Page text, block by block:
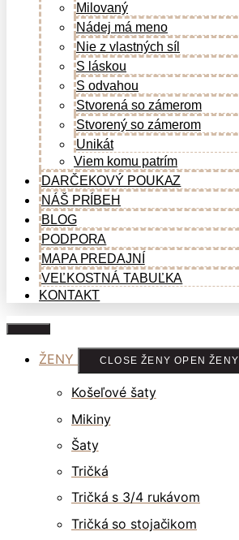
Milovaný
Nádej má meno
Nie z vlastných síl
S láskou
S odvahou
Stvorená so zámerom
Stvorený so zámerom
Unikát
Viem komu patrím
DARČEKOVÝ POUKAZ
NÁŠ PRÍBEH
BLOG
PODPORA
MAPA PREDAJNÍ
VEĽKOSTNÁ TABUĽKA
KONTAKT
ŽENY CLOSE ŽENY OPEN ŽENY
Košeľové šaty
Mikiny
Šaty
Tričká
Tričká s 3/4 rukávom
Tričká so stojačikom